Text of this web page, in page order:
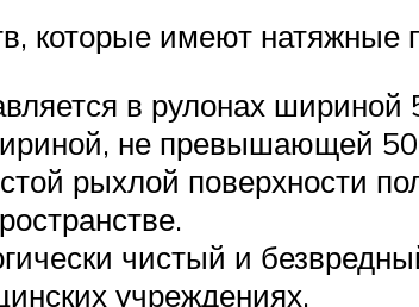
которые имеют натяжные
в рулонах
не превышающей
рыхлой поверхности
чистый и
учреждениях.